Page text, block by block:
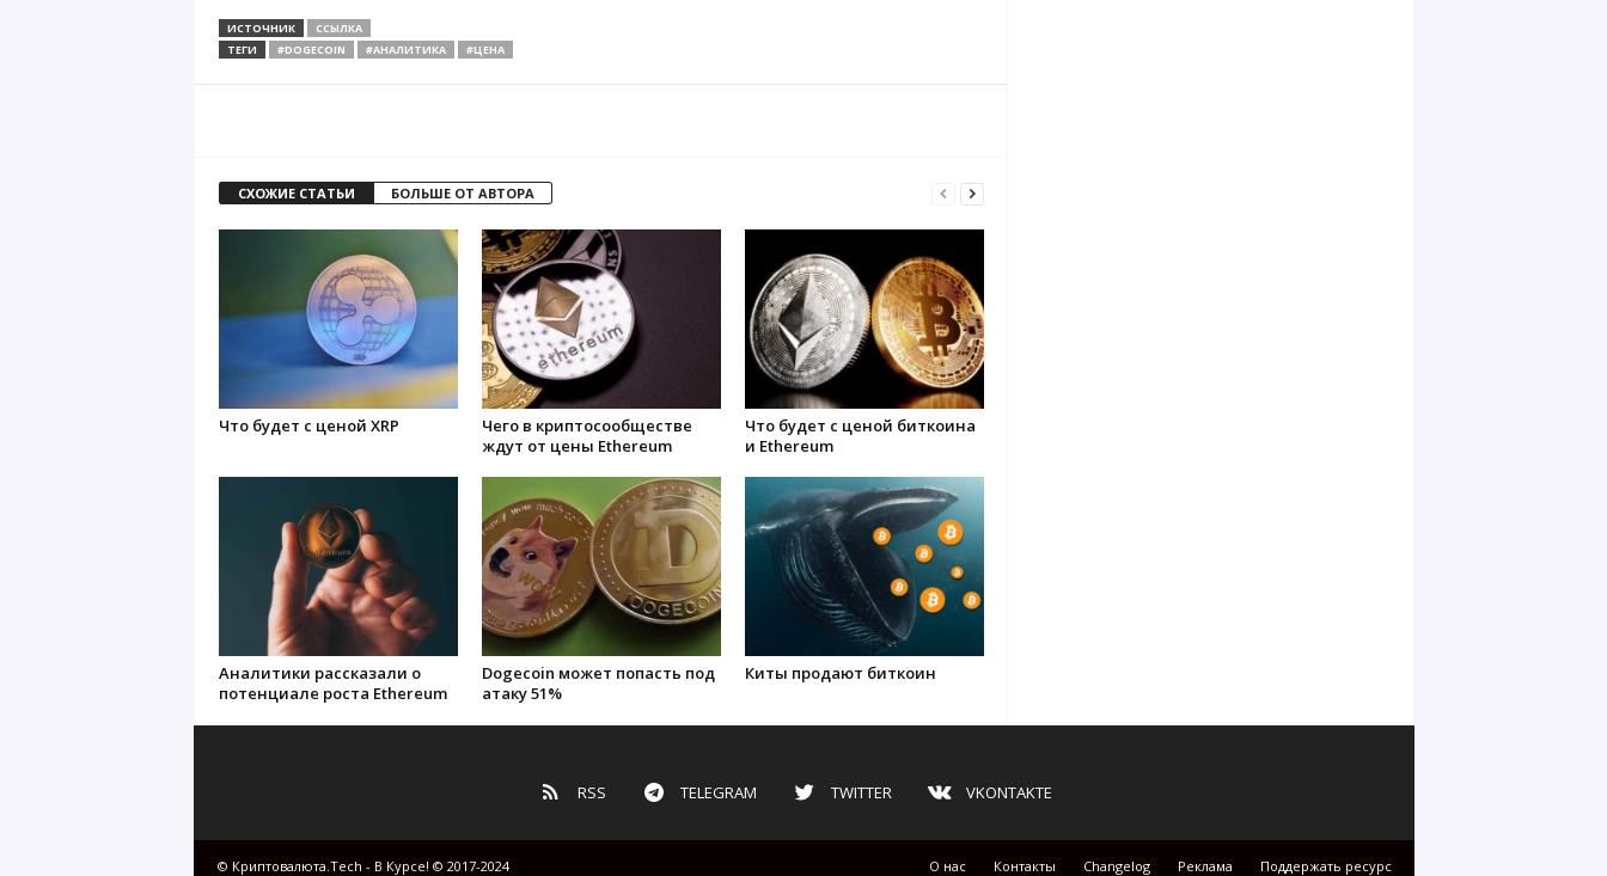
ИСТОЧНИК
ССЫЛКА
ТЕГИ
#DOGECOIN #АНАЛИТИКА #ЦЕНА
СХОЖИЕ СТАТЬИ БОЛЬШЕ ОТ АВТОРА
Что будет с ценой XRP
Чего в криптосообществе
ждут от цены Ethereum
Что будет с ценой биткоина
и Ethereum
Аналитики рассказали о
потенциале роста Ethereum
Dogecoin может попасть под
атаку 51%
Киты продают биткоин
RSS TELEGRAM TWITTER VKONTAKTE
О нас Контакты Changelog Реклама Поддержать ресурс
© Криптовалюта.Tech - В Курсе! © 2017-2024